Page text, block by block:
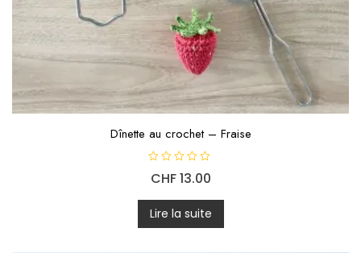
Dînette au crochet – Fraise
o
e
0
s
u
CHF13.00
Lire la suite